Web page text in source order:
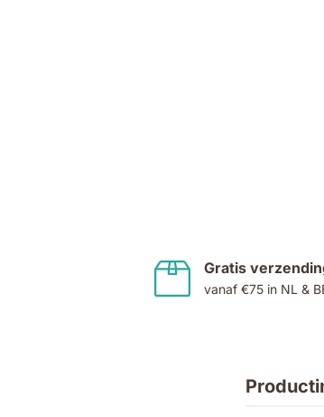
Gratis
vanaf €75 in NL &